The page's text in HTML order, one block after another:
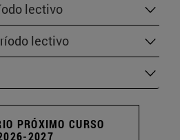
lectivo
lectivo
PRÓXIMO CURSO
2027